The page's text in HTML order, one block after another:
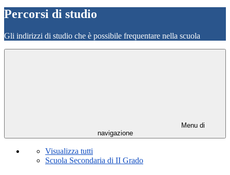
Percorsi di studio
Gli indirizzi di studio che è possibile frequentare nella scuola
Menu di
navigazione
Visualizza tutti
Scuola Secondaria di II Grado